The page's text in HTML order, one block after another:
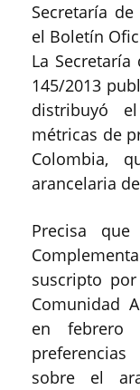
Secretaría
el Boletín
La
145/2013
distribuyó
métricas de
Colombia,
arancelaria
Precisa
suscripto
Comunidad
en febrero
sobre el